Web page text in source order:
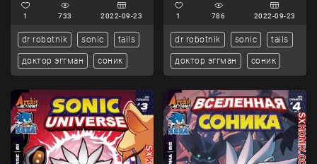
1 733 2022-09-23
dr robotnik sonic tails
доктор эггман соник
1 786 2022-09-23
dr robotnik sonic tails
доктор эггман соник